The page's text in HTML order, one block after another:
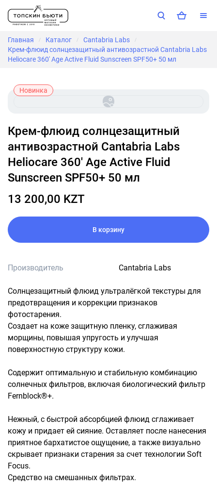
Главная / Каталог / Cantabria Labs /
Крем-флюид солнцезащитный антивозрастной Cantabria Labs
Heliocare 360' Age Active Fluid Sunscreen SPF50+ 50 мл
Новинка
Крем-флюид солнцезащитный
антивозрастной Cantabria Labs
Heliocare 360' Age Active Fluid
Sunscreen SPF50+ 50 мл
13 200,00 KZT
В корзину
Производитель Cantabria Labs
Солнцезащитный флюид ультралёгкой текстуры для
предотвращения и коррекции признаков
фотостарения.
Создает на коже защитную пленку, сглаживая
морщины, повышая упругость и улучшая
поверхностную структуру кожи.
Содержит оптимальную и стабильную комбинацию
солнечных фильтров, включая биологический фильтр
Fernblock®+.
Нежный, с быстрой абсорбцией флюид сглаживает
кожу и придает ей сияние. Оставляет после нанесения
приятное бархатистое ощущение, а также визуально
скрывает признаки старения за счет технологии Soft
Focus.
Средство на смешанных фильтрах.